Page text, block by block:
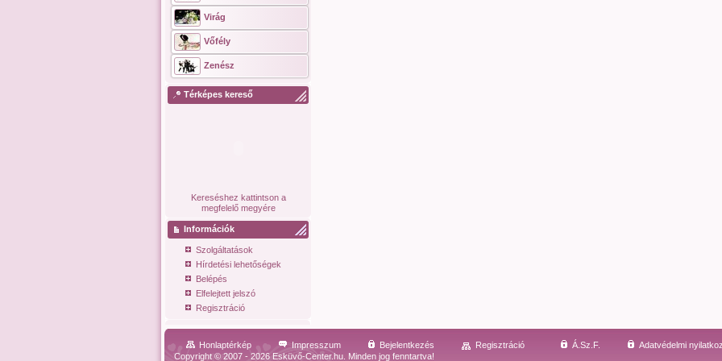
Virág
Vőfély
Zenész
Térképes kereső
Kereséshez kattintson a
megfelelő megyére
Információk
Szolgáltatások
Hírdetési lehetőségek
Belépés
Elfelejtett jelszó
Regisztráció
Honlaptérkép Impresszum Bejelentkezés Regisztráció Á.Sz.F.
Adatvédelmi
Copyright © 2007 - 2026 Esküvő-Center.hu. Minden jog fenntartva!